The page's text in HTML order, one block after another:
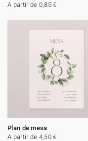
A partir de 0,85 €
Plan de mesa
A partir de 4,50 €